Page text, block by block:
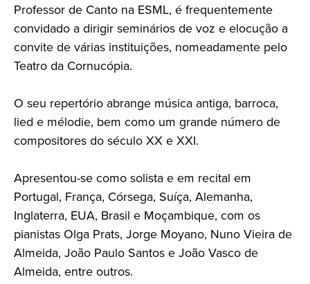
Professor de Canto na ESML, é frequentemente
convidado a dirigir seminários de voz e elocução a
convite de várias instituições, nomeadamente pelo
Teatro da Cornucópia.
O seu repertório abrange música antiga, barroca,
lied e mélodie, bem como um grande número de
compositores do século XX e XXI.
Apresentou-se como solista e em recital em
Portugal, França, Córsega, Suíça, Alemanha,
Inglaterra, EUA, Brasil e Moçambique, com os
pianistas Olga Prats, Jorge Moyano, Nuno Vieira de
Almeida, João Paulo Santos e João Vasco de
Almeida, entre outros.